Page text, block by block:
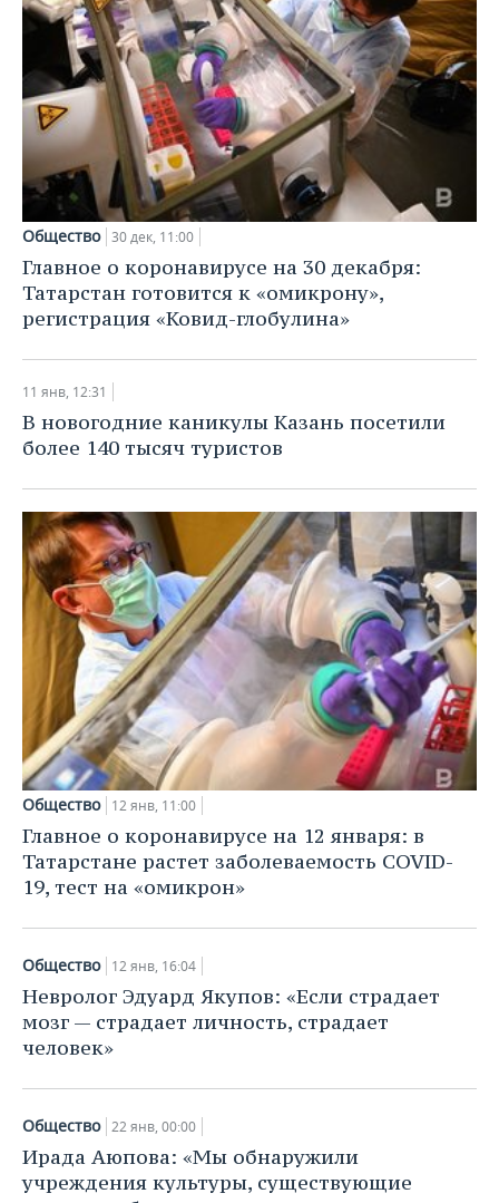
Общество 30 дек, 11:00
Главное о коронавирусе на 30 декабря:
Татарстан готовится к «омикрону»,
регистрация «Ковид-глобулина»
11 янв, 12:31
В новогодние каникулы Казань посетили
более 140 тысяч туристов
Общество 12 янв, 11:00
Главное о коронавирусе на 12 января: в
Татарстане растет заболеваемость COVID-
19, тест на «омикрон»
Общество 12 янв, 16:04
Невролог Эдуард Якупов: «Если страдает
мозг — страдает личность, страдает
человек»
Общество 22 янв, 00:00
Ирада Аюпова: «Мы обнаружили
учреждения культуры, существующие